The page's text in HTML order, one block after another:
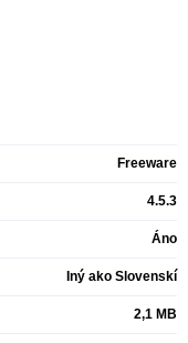
Freeware
4.5.3
Áno
Iný ako Slovenskí
2,1 MB